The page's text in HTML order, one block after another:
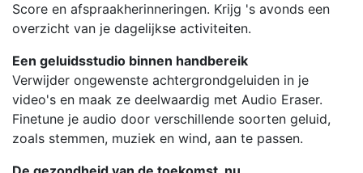
Score en afspraakherinneringen. Krijg 's avonds een
overzicht van je dagelijkse activiteiten.
Een geluidsstudio binnen handbereik
Verwijder ongewenste achtergrondgeluiden in je
video's en maak ze deelwaardig met Audio Eraser.
Finetune je audio door verschillende soorten geluid,
zoals stemmen, muziek en wind, aan te passen.